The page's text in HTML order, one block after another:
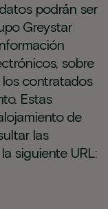
podrán ser
Greystar
sobre
contratados
Estas
de
las
siguiente URL: